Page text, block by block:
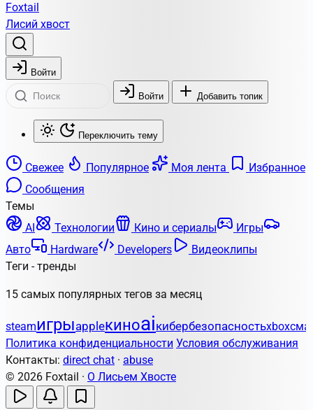
Foxtail
Лисий хвост
Войти
Войти Добавить топик
Переключить тему
Свежее Популярное Моя лента
Избранное
Сообщения
Темы
AI
Технологии Кино и сериалы
Игры
Авто
Hardware Developers
Видеоклипы
Теги - тренды
15 самых популярных тегов за месяц
steamигрыappleкиноaiкибербезопасностьxbox
Политика конфиденциальности Условия обслуживания
Контакты: direct chat · abuse
© 2026 Foxtail · О Лисьем Хвосте